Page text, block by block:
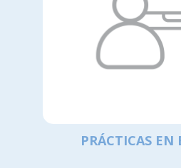
PRÁCTICAS EN